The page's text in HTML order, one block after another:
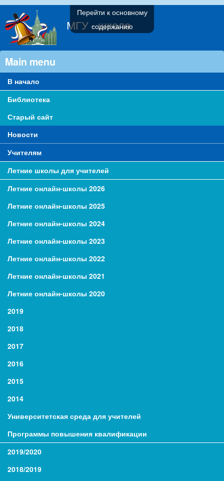
Перейти к основному
содержанию
МГУ - школе
Main menu
В начало
Библиотека
Старый сайт
Новости
Учителям
Летние школы для учителей
Летние онлайн-школы 2026
Летние онлайн-школы 2025
Летние онлайн-школы 2024
Летние онлайн-школы 2023
Летние онлайн-школы 2022
Летние онлайн-школы 2021
Летние онлайн-школы 2020
2019
2018
2017
2016
2015
2014
Университетская среда для учителей
Программы повышения квалификации
2019/2020
2018/2019